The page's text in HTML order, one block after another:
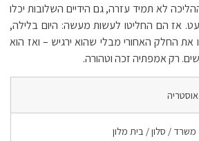
לא תמיד עזרה, גם הידיים השלובות יכלו
אז הם החליטו לעשות מעשה: היום בלילה,
את החלק האחורי מבלי שהוא ירגיש – ואז הוא
רק אמפתיה זכה וטהורה.
אוסטריה
משרד / סלון / בית מלון